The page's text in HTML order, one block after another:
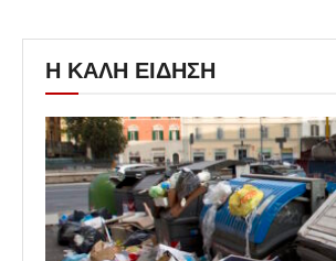
Η ΚΑΛΗ ΕΙΔΗΣΗ